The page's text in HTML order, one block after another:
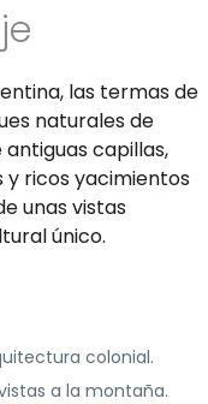
las termas de
naturales de
capillas,
y ricos yacimientos
unas vistas
único.
colonial.
a la montaña.